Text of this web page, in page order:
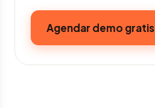
Agendar demo gratis